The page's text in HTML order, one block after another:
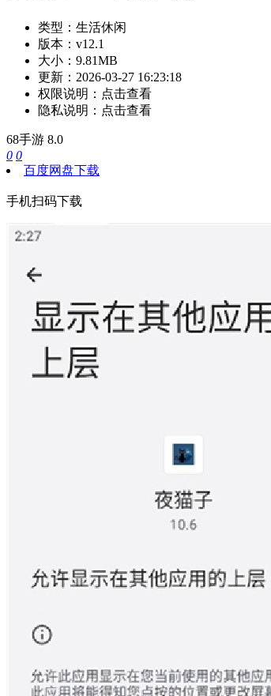
类型： 生活休闲
版本： v12.1
大小： 9.81MB
更新： 2026-03-27 16:23:18
权限说明： 点击查看
隐私说明： 点击查看
68手游 8.0
0 0
百度网盘下载
手机扫码下载